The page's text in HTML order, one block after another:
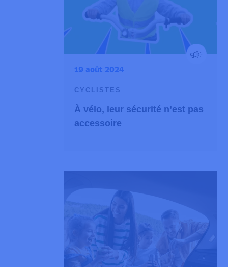
19 août 2024
CYCLISTES
À vélo, leur sécurité n’est pas
accessoire